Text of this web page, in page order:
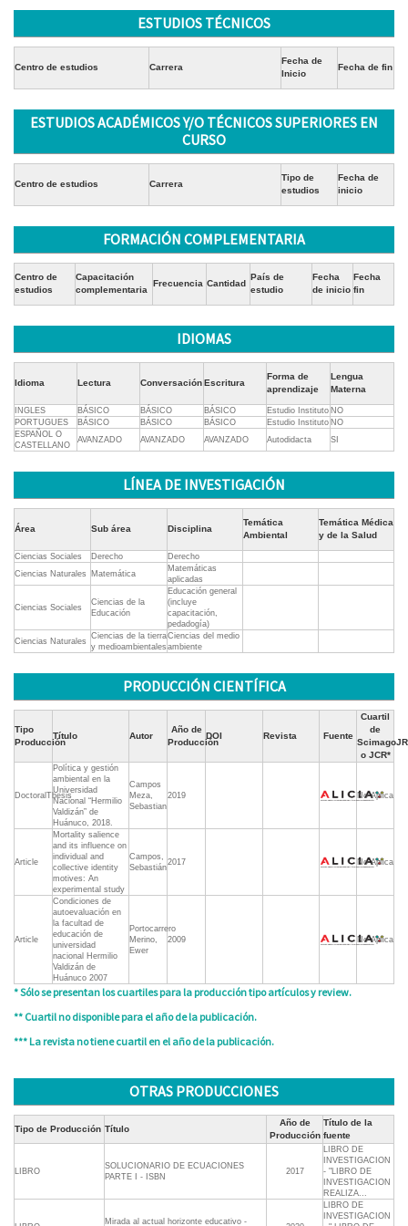
ESTUDIOS TÉCNICOS
Centro de estudios Carrera
Fecha de
Inicio
Fecha de fin
ESTUDIOS ACADÉMICOS Y/O TÉCNICOS SUPERIORES EN
CURSO
Centro de estudios Carrera
Tipo de
estudios
Fecha de
inicio
FORMACIÓN COMPLEMENTARIA
Centro de
estudios
Capacitación
complementaria
Frecuencia Cantidad
País de
estudio
Fecha
de inicio
Fecha
fin
IDIOMAS
Idioma Lectura ConversaciónEscritura
Forma de
aprendizaje
Lengua
Materna
INGLES BÁSICO BÁSICO BÁSICO Estudio Instituto NO
PORTUGUES
BÁSICO BÁSICO BÁSICO Estudio Instituto NO
ESPAÑOL O
CASTELLANO
AVANZADO AVANZADO AVANZADO Autodidacta SI
LÍNEA DE INVESTIGACIÓN
Área Sub área Disciplina
Temática
Ambiental
Temática Médica
y de la Salud
Ciencias Sociales Derecho
Derecho
Ciencias Naturales
Matemática
Matemáticas
aplicadas
Ciencias Sociales
Ciencias de la
Educación
Educación general
(incluye
capacitación,
pedadogía)
Ciencias Naturales
Ciencias de la tierra
y medioambientales
Ciencias del medio
ambiente
PRODUCCIÓN CIENTÍFICA
Tipo
Producción
Título Autor
Año de
Producción
DOI Revista Fuente
Cuartil
de
ScimagoJR
o JCR*
DoctoralThesis
Política y gestión
ambiental en la
Universidad
Nacional “Hermilio
Valdizán” de
Huánuco, 2018.
Campos
Meza,
Sebastian
2019 No Aplica
Article
Mortality salience
and its influence on
individual and
collective identity
motives: An
experimental study
Campos,
Sebastián
2017 No Aplica
Article
Condiciones de
autoevaluación en
la facultad de
educación de
universidad
nacional Hermilio
Valdizán de
Huánuco 2007
Portocarrero
Merino,
Ewer
2009 No Aplica
* Sólo se presentan los cuartiles para la producción tipo artículos y review.
** Cuartil no disponible para el año de la publicación.
*** La revista no tiene cuartil en el año de la publicación.
OTRAS PRODUCCIONES
Tipo de Producción Título
Año de
Producción
Título de la
fuente
LIBRO
SOLUCIONARIO DE ECUACIONES
PARTE I - ISBN
2017
LIBRO DE
INVESTIGACION
- "LIBRO DE
INVESTIGACION
REALIZA...
Mirada al actual horizonte educativo -
LIBRO DE
INVESTIGACION